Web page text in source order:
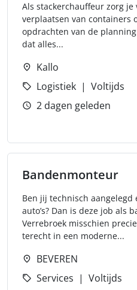
Als stackerchauffeur zorg
verplaatsen van containers
opdrachten van de
dat alles...
Kallo
Logistiek
Voltijds
2 dagen geleden
Bandenmonteur
Ben jij technisch aangelegd
auto’s? Dan is deze job als
Verrebroek misschien
terecht in een moderne...
BEVEREN
Services
Voltijds